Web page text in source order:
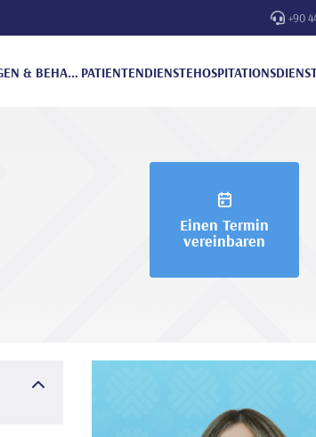
+90
ABTEILUNGEN & BEHANDLUNGEN PATIENTENDIENSTE
Einen Termin
vereinbaren